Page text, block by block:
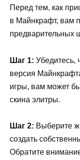
Перед тем, как
в Майнкрафт, вам
предварительных
Шаг 1: Убедитесь,
версия
игры, вам может
скина элитры.
Шаг 2: Выберите
создать
Обратите